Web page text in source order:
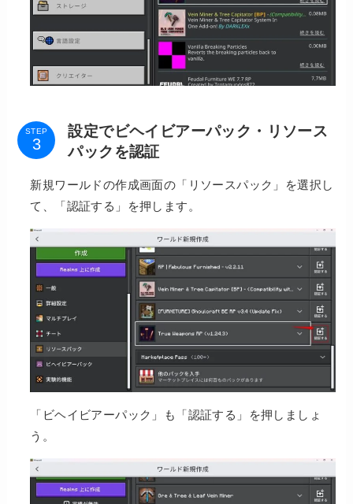
STEP
設定でビヘイビアーパック・リソース
パックを認証
新規ワールドの作成画面の「リソースパック」を選択し
て、「認証する」を押します。
「ビヘイビアーパック」も「認証する」を押しましょ
う。